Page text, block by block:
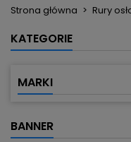
Strona główna Rury
KATEGORIE
MARKI
BANNER